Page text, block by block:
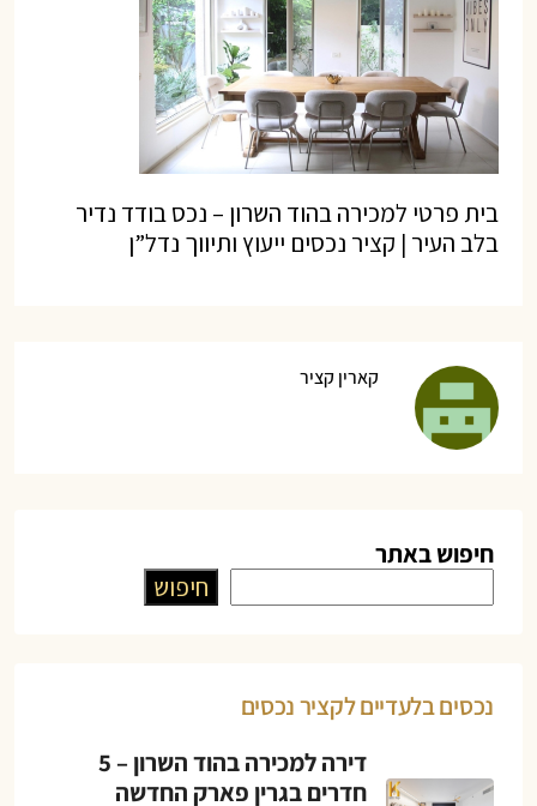
בית פרטי למכירה בהוד השרון – נכס בודד נדיר
בלב העיר | קציר נכסים ייעוץ ותיווך נדל”ן
קארין קציר
חיפוש באתר
חיפוש
נכסים בלעדיים לקציר נכסים
דירה למכירה בהוד השרון – 5
חדרים בגרין פארק החדשה